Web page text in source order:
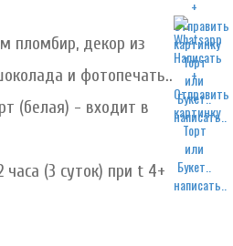
написать..
написать..
пломбир, декор из
и фотопечать..
(белая) - входит в
часа (3 суток) при t 4+